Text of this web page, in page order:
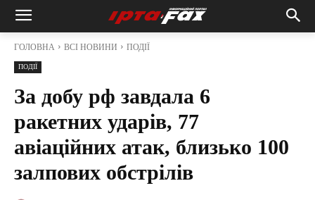
ГОЛОВНА ВСІ НОВИНИ ПОДІЇ
ПОДІЇ
За добу рф завдала 6
ракетних ударів, 77
авіаційних атак, близько 100
залпових обстрілів